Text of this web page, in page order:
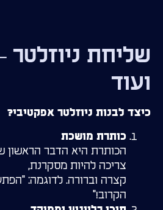
שליחת ניוזלטר
ועוד
כיצד לבנות ניוזלטר אפקטיבי?
כותרת מושכת
הכותרת היא הדבר הראשון
צריכה להיות מסקרנת,
קצרה וברורה. לדוגמה:
הקרוב!"